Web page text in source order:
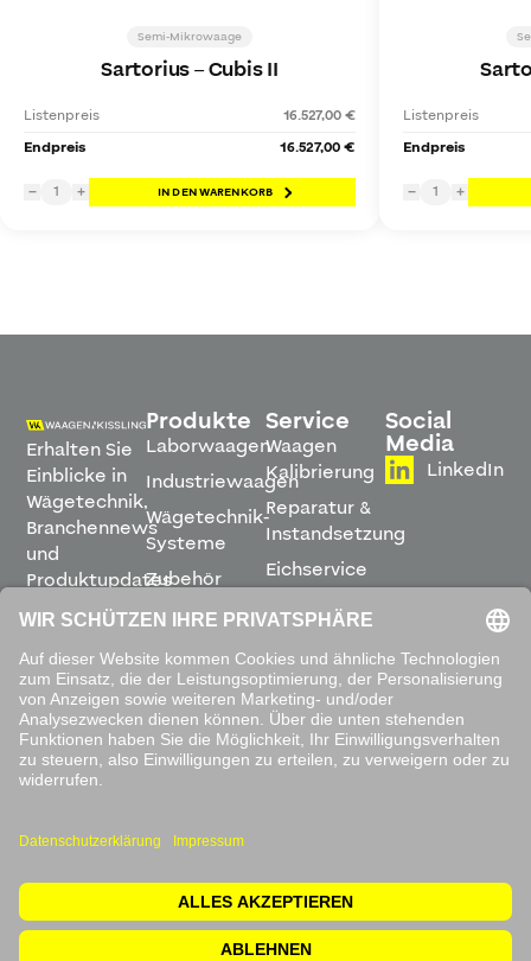
Semi-Mikrowaage
Sartorius–Cubis II
Listenpreis
16.527,00 €
Endpreis
16.527,00 €
− 1 + IN DEN WARENKORB
Listenpreis
Endpreis
− 1 +
Erhalten Sie
Einblicke in
Wägetechnik,
Branchennews
und
Produktupdates
direkt in
Ihren
Posteingang.
ABONNIEREN
Sie unsere
Datenschutzbestimmungen
Produkte
Laborwaagen
Industriewaagen
Wägetechnik-
Systeme
Zubehör
Software
Service
Waagen
Kalibrierung
Reparatur &
Instandsetzung
Eichservice
Montage &
Inbetriebnahme
Leihwaagen
&
Mietservice
Social
Media
LinkedIn